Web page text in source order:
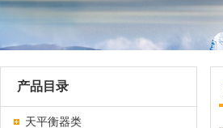
产品目录
天平衡器类